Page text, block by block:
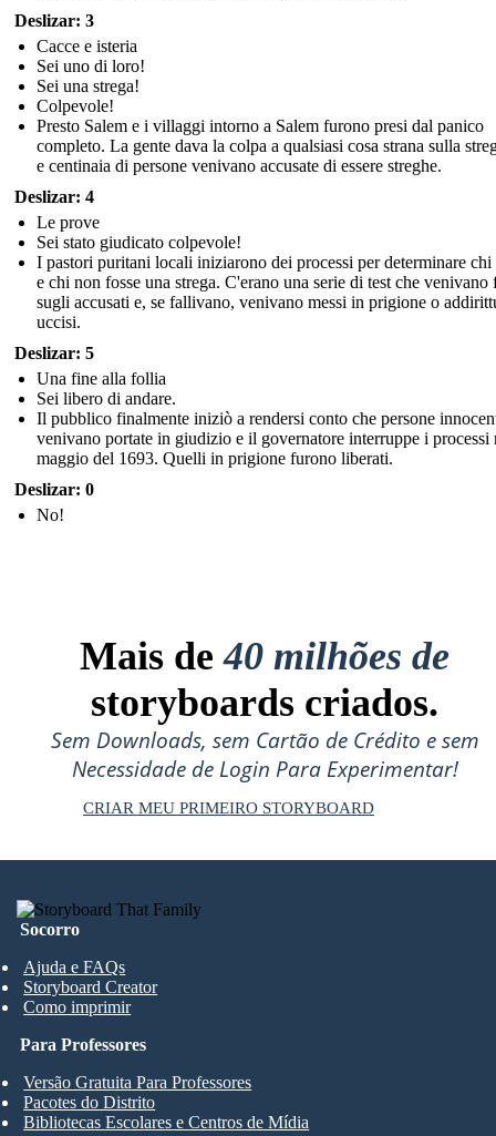
Deslizar: 3
Cacce e isteria
Sei uno di loro!
Sei una strega!
Colpevole!
Presto Salem e i villaggi intorno a Salem furono presi dal panico
completo. La gente dava la colpa a qualsiasi cosa strana sulla
e centinaia di persone venivano accusate di essere streghe.
Deslizar: 4
Le prove
Sei stato giudicato colpevole!
I pastori puritani locali iniziarono dei processi per determinare chi
e chi non fosse una strega. C'erano una serie di test che venivano
sugli accusati e, se fallivano, venivano messi in prigione o
uccisi.
Deslizar: 5
Una fine alla follia
Sei libero di andare.
Il pubblico finalmente iniziò a rendersi conto che persone
venivano portate in giudizio e il governatore interruppe i processi
maggio del 1693. Quelli in prigione furono liberati.
Deslizar: 0
No!
Mais de40 milhões de
storyboards criados.
Sem Downloads, sem Cartão de Crédito e sem
Necessidade de Login Para Experimentar!
CRIAR MEU PRIMEIRO STORYBOARD
Socorro
Ajuda e FAQs
Storyboard Creator
Como imprimir
Para Professores
Versão Gratuita Para Professores
Pacotes do Distrito
Bibliotecas Escolares e Centros de Mídia